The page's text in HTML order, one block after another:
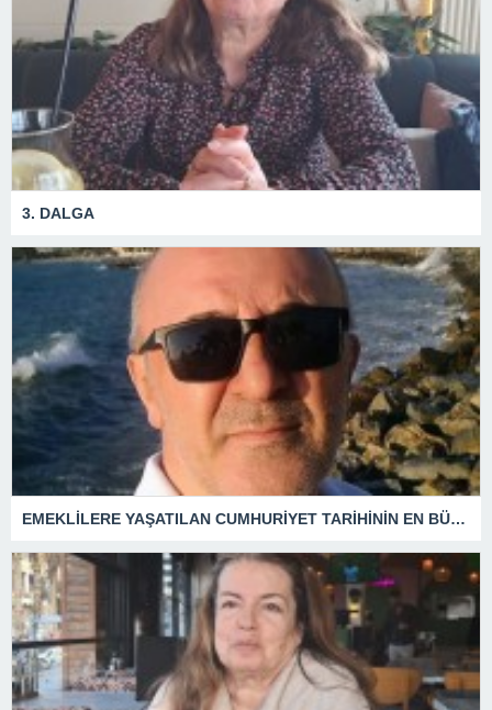
3. DALGA
EMEKLİLERE YAŞATILAN CUMHURİYET TARİHİNİN EN BÜYÜK ZULMÜNÜN DERİN ANALİZİ !